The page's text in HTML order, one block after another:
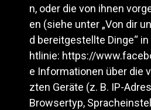
n, oder die von ihnen
en (siehe unter „Von dir
d bereitgestellte Dinge“
htlinie: https://
e Informationen über die
zten Geräte (z. B. IP-
Browsertyp,